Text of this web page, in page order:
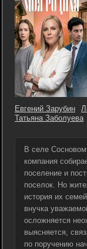
Евгений Зарубин
Татьяна Заболуева
В селе
компания
поселение и
поселок. Но
история их
внучка
осложняется
выясняется,
по поручению